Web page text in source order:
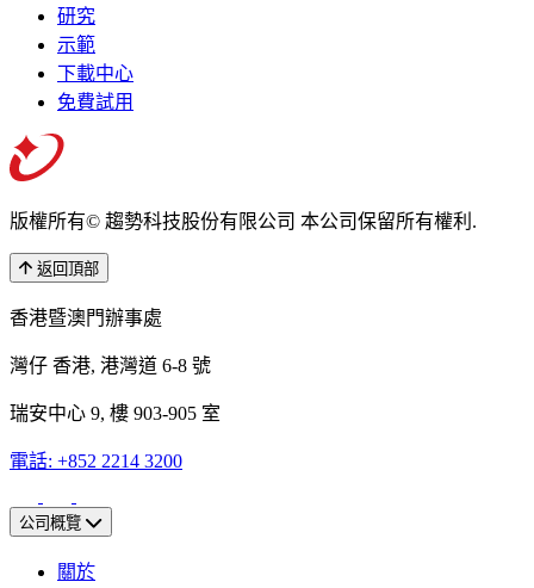
研究
示範
下載中心
免費試用
版權所有© 趨勢科技股份有限公司 本公司保留所有權利.
返回頂部
香港暨澳門辦事處
灣仔 香港, 港灣道 6-8 號
瑞安中心 9, 樓 903-905 室
電話: +852 2214 3200
公司概覽
關於